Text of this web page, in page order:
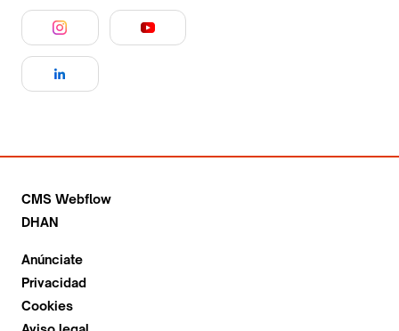
CMS Webflow
DHAN
Anúnciate
Privacidad
Cookies